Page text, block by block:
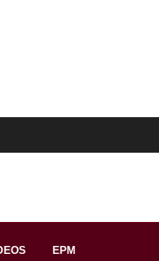
EPM